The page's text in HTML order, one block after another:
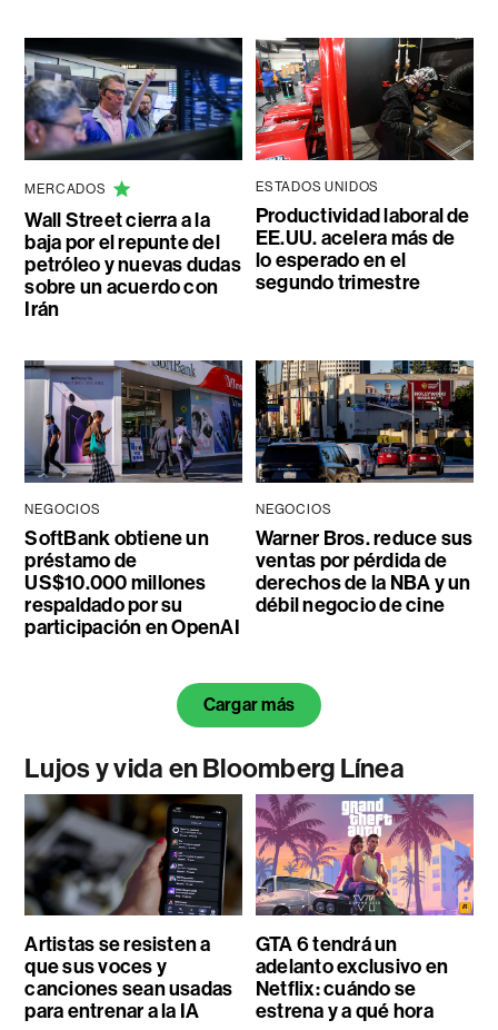
MERCADOS
Wall Street cierra a la
baja por el repunte del
petróleo y nuevas dudas
sobre un acuerdo con
Irán
ESTADOS UNIDOS
Productividad laboral de
EE.UU. acelera más de
lo esperado en el
segundo trimestre
NEGOCIOS
SoftBank obtiene un
préstamo de
US$10.000 millones
respaldado por su
participación en OpenAI
NEGOCIOS
Warner Bros. reduce sus
ventas por pérdida de
derechos de la NBA y un
débil negocio de cine
Cargar más
Lujos y vida en Bloomberg Línea
Artistas se resisten a
que sus voces y
canciones sean usadas
para entrenar a la IA
GTA 6 tendrá un
adelanto exclusivo en
Netflix: cuándo se
estrena y a qué hora